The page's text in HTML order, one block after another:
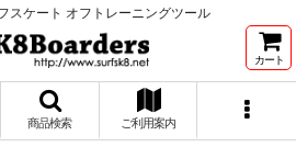
スケート オフトレーニングツール
カート
商品検索 ご利用案内